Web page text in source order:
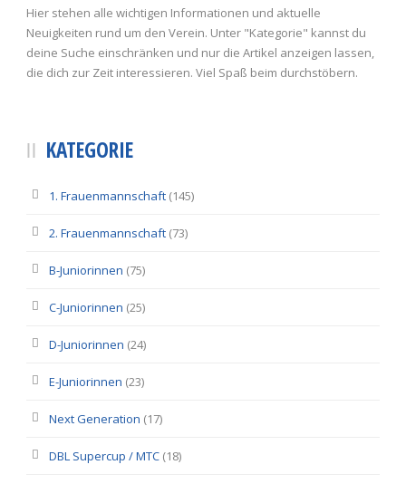
Hier stehen alle wichtigen Informationen und aktuelle
Neuigkeiten rund um den Verein. Unter "Kategorie" kannst du
deine Suche einschränken und nur die Artikel anzeigen lassen,
die dich zur Zeit interessieren. Viel Spaß beim durchstöbern.
KATEGORIE
1. Frauenmannschaft (145)
2. Frauenmannschaft (73)
B-Juniorinnen (75)
C-Juniorinnen (25)
D-Juniorinnen (24)
E-Juniorinnen (23)
Next Generation (17)
DBL Supercup / MTC (18)